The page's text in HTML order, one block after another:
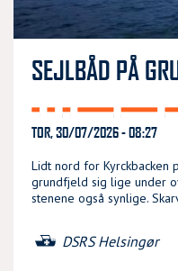
SEJLBÅD PÅ
TOR, 30/07/2026 - 08:27
Lidt nord for Kyrckbacken
grundfjeld sig lige under
stenene også synlige.
DSRS Helsingør